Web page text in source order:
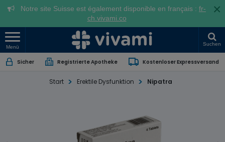
Notre site Suisse est également disponible en français : fr-
ch.vivami.co
×
Menü
Suchen
Sicher Registrierte Apotheke Kostenloser Expressversand
Start Erektile Dysfunktion Nipatra